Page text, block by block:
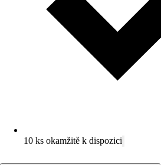
10 ks okamžitě k dispozici